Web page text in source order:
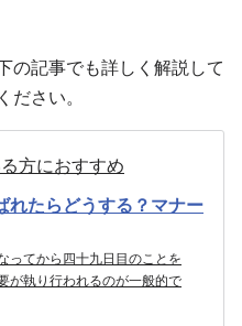
の記事でも詳しく解説して
ださい。
方におすすめ
れたらどうする？マナー
ってから四十九日目のことを
が執り行われるのが一般的で